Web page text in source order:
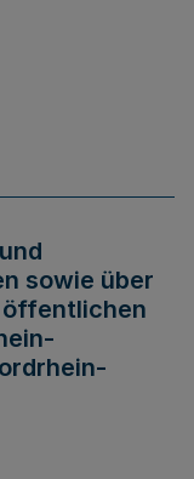
sowie über
öffentlichen